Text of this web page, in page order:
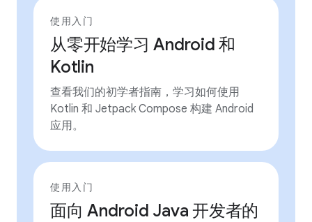
使用入门
从零开始学习 Android 和
Kotlin
查看我们的初学者指南，学习如何使用
Kotlin 和 Jetpack Compose 构建 Android
应用。
使用入门
面向 Android Java 开发者的